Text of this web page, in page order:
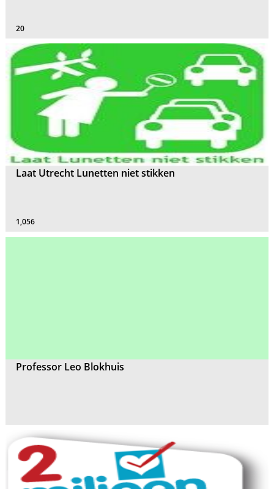
20
Laat Utrecht Lunetten niet stikken
1,056
Professor Leo Blokhuis